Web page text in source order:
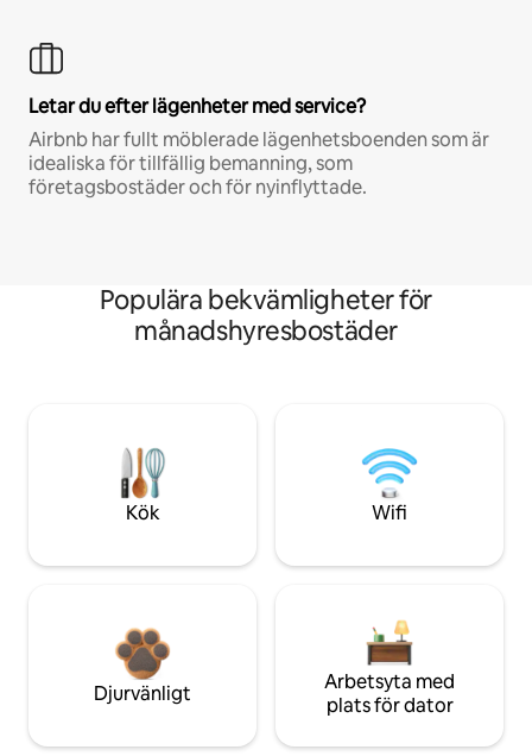
Letar du efter lägenheter med service?
Airbnb har fullt möblerade lägenhetsboenden som är
idealiska för tillfällig bemanning, som
företagsbostäder och för nyinflyttade.
Populära bekvämligheter för
månadshyresbostäder
Kök Wifi
Djurvänligt
Arbetsyta med
plats för dator